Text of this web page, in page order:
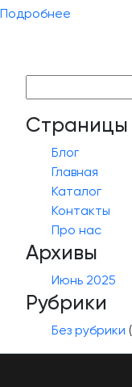
Подробнее
Страницы
Блог
Главная
Каталог
Контакты
Про нас
Архивы
Июнь 2025
Рубрики
Без рубрики